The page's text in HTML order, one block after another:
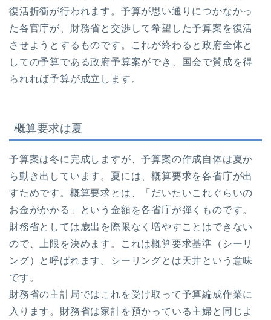
復活折衝が行われます。予算が思い通りにつかなかっ
た各官庁が、財務省と交渉して希望した予算案を復活
させようとするものです。これが終わると政府全体と
しての予算である政府予算案ができ、国会で賛成を得
られれば予算が成立します。
概算要求は夏
予算案は冬に完成しますが、予算案の作成自体は夏か
ら動き出しています。夏には、概算要求を各省庁が出
すためです。概算要求とは、「だいたいこれぐらいの
お金がかかる」という金額を各省庁が弾くものです。
財務省としては歳出を際限なく増やすことはできない
ので、上限を決めます。これは概算要求基準（シーリ
ング）と呼ばれます。シーリングとは天井という意味
です。
財務省の主計局ではこれを受け取って予算編成作業に
入ります。財務省は家計を預かっている主婦と同じよ